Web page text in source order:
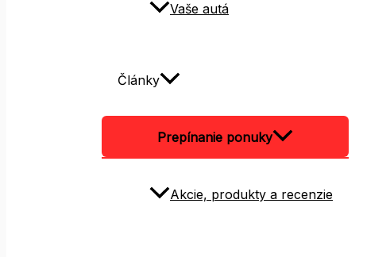
Vaše autá
Články
Prepínanie ponuky
Akcie, produkty a recenzie